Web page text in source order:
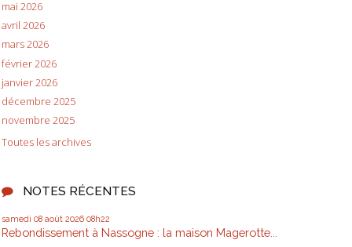
mai 2026
avril 2026
mars 2026
février 2026
janvier 2026
décembre 2025
novembre 2025
Toutes les archives
NOTES RÉCENTES
samedi 08 août 2026 08h22
Rebondissement à Nassogne : la maison Magerotte...